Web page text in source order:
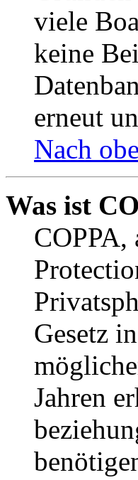
viele
keine
erneut
Nach
Was ist
COPPA,
Gesetz
Jahren